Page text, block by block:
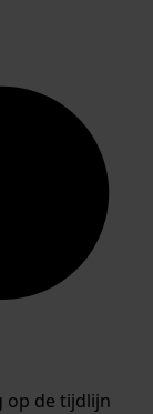
op de tijdlijn